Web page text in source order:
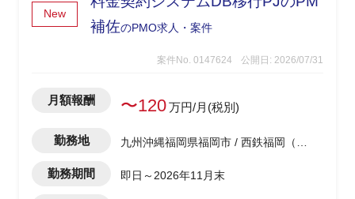
等SLA(稼働率)合意に向けた資料作成・
調整サポート
New
補佐のPMO求人・案件
案件No. 0147624 公開日: 2026/07/31
月額報酬 〜120万円/月(税別)
勤務地
九州沖縄福岡県福岡市 / 西鉄福岡（天
勤務期間 即日～2026年11月末